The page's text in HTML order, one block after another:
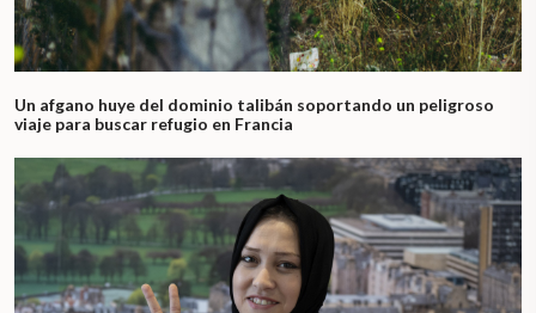
Un afgano huye del dominio talibán soportando un peligroso
viaje para buscar refugio en Francia